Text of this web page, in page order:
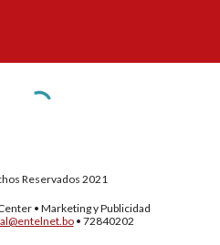
Reservados 2021
• Marketing y Publicidad
• 72840202